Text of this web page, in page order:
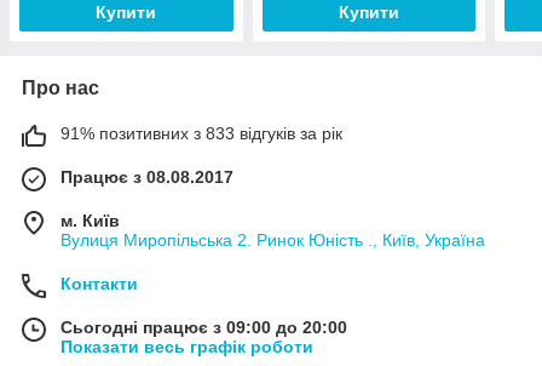
Купити Купити
Про нас
91% позитивних з 833 відгуків за рік
Працює з 08.08.2017
м. Київ
Вулиця Миропільська 2. Ринок Юність ., Київ, Україна
Контакти
Сьогодні працює з 09:00 до 20:00
Показати весь графік роботи